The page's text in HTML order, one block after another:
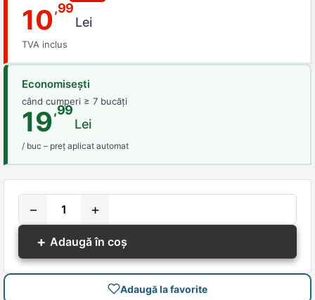
10,99
Lei
TVA inclus
Economisești
când cumperi ≥ 7 bucăți
19,99
Lei
/ buc – preț aplicat automat
−
+
+ Adaugă în coș
Adaugă la favorite